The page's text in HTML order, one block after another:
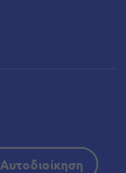
Αυτοδιοίκηση